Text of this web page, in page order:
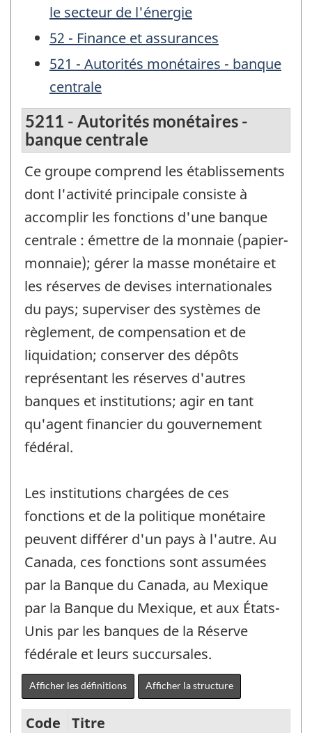
le secteur de l'énergie
52 - Finance et assurances
521 - Autorités monétaires - banque
centrale
5211 - Autorités monétaires -
banque centrale
Ce groupe comprend les établissements
dont l'activité principale consiste à
accomplir les fonctions d'une banque
centrale : émettre de la monnaie (papier-
monnaie); gérer la masse monétaire et
les réserves de devises internationales
du pays; superviser des systèmes de
règlement, de compensation et de
liquidation; conserver des dépôts
représentant les réserves d'autres
banques et institutions; agir en tant
qu'agent financier du gouvernement
fédéral.
Les institutions chargées de ces
fonctions et de la politique monétaire
peuvent différer d'un pays à l'autre. Au
Canada, ces fonctions sont assumées
par la Banque du Canada, au Mexique
par la Banque du Mexique, et aux États-
Unis par les banques de la Réserve
fédérale et leurs succursales.
Afficher les définitions Afficher la structure
Code
Titre